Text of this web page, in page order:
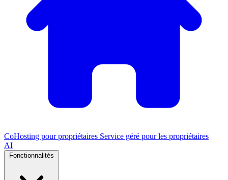
CoHosting pour propriétaires Service géré pour les propriétaires
AI